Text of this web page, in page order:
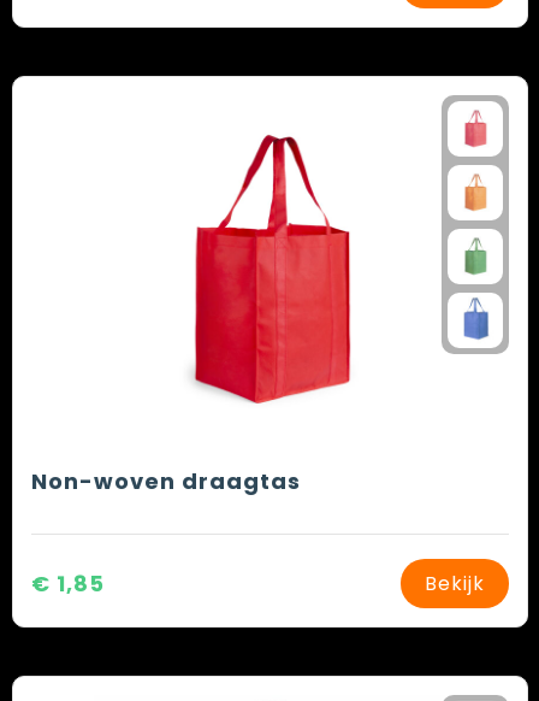
Non-woven draagtas
€ 1,85 Bekijk